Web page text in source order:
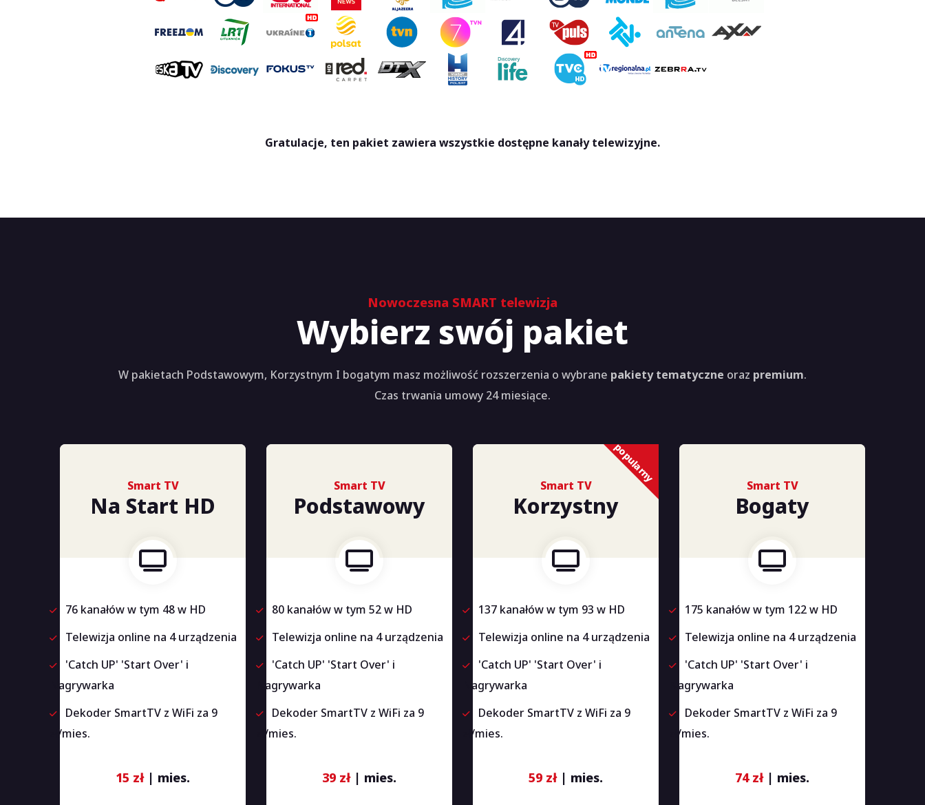
Gratulacje, ten pakiet zawiera wszystkie dostępne kanały telewizyjne.
Nowoczesna SMART telewizja
Wybierz swój pakiet
W pakietach Podstawowym, Korzystnym I bogatym masz możliwość rozszerzenia o wybrane pakiety tematyczne oraz premium.
Czas trwania umowy 24 miesiące.
Smart TV
Na Start HD
76 kanałów w tym 48 w HD
Telewizja online na 4 urządzenia
'Catch UP' 'Start Over' i
Nagrywarka
Dekoder SmartTV z WiFi za 9
zł/mies.
15 zł | mies.
Smart TV
Podstawowy
80 kanałów w tym 52 w HD
Telewizja online na 4 urządzenia
'Catch UP' 'Start Over' i
Nagrywarka
Dekoder SmartTV z WiFi za 9
zł/mies.
39 zł | mies.
popularny
Smart TV
Korzystny
137 kanałów w tym 93 w HD
Telewizja online na 4 urządzenia
'Catch UP' 'Start Over' i
Nagrywarka
Dekoder SmartTV z WiFi za 9
zł/mies.
59 zł | mies.
Smart TV
Bogaty
175 kanałów w tym 122 w HD
Telewizja online na 4 urządzenia
'Catch UP' 'Start Over' i
Nagrywarka
Dekoder SmartTV z WiFi za 9
zł/mies.
74 zł | mies.